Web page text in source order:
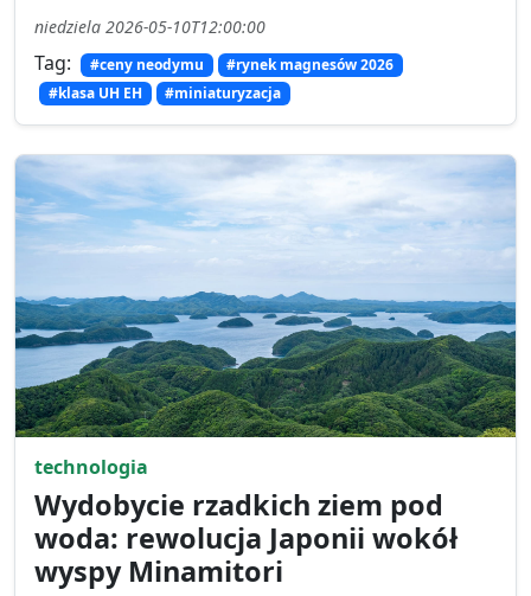
niedziela 2026-05-10T12:00:00
Tag: #ceny neodymu
#rynek magnesów 2026
#klasa UH EH
#miniaturyzacja
technologia
Wydobycie rzadkich ziem pod
woda: rewolucja Japonii wokół
wyspy Minamitori